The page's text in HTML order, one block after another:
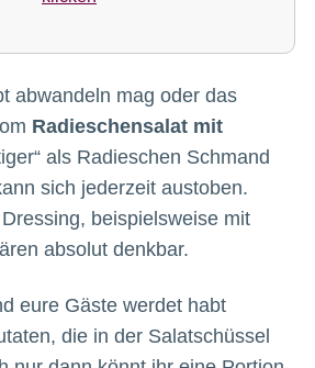
abwandeln mag oder das
Radieschensalat mit
als Radieschen Schmand
sich jederzeit austoben.
beispielsweise mit
absolut denkbar.
eure Gäste werdet habt
die in der Salatschüssel